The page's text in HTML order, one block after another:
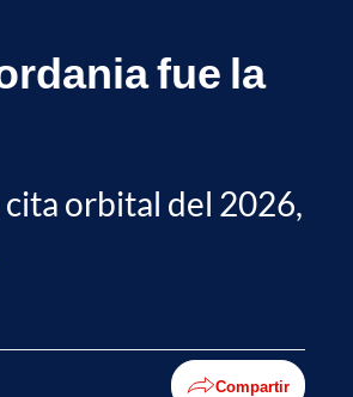
fue la
cita orbital del 2026,
Compartir